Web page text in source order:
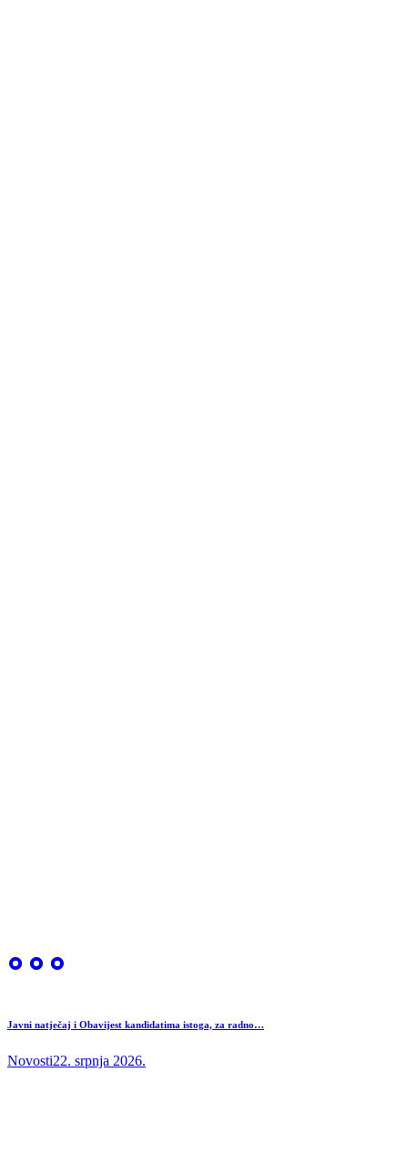
Javni natječaj i Obavijest kandidatima istoga, za radno…
Novosti22. srpnja 2026.